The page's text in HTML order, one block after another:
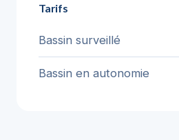
Tarifs
Bassin surveillé
Bassin en autonomie